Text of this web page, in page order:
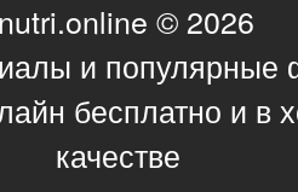
© 2026
и
бесплатно и в
качестве